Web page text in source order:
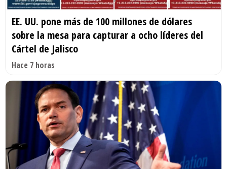
EE. UU. pone más de 100 millones de dólares
sobre la mesa para capturar a ocho líderes del
Cártel de Jalisco
Hace 7 horas